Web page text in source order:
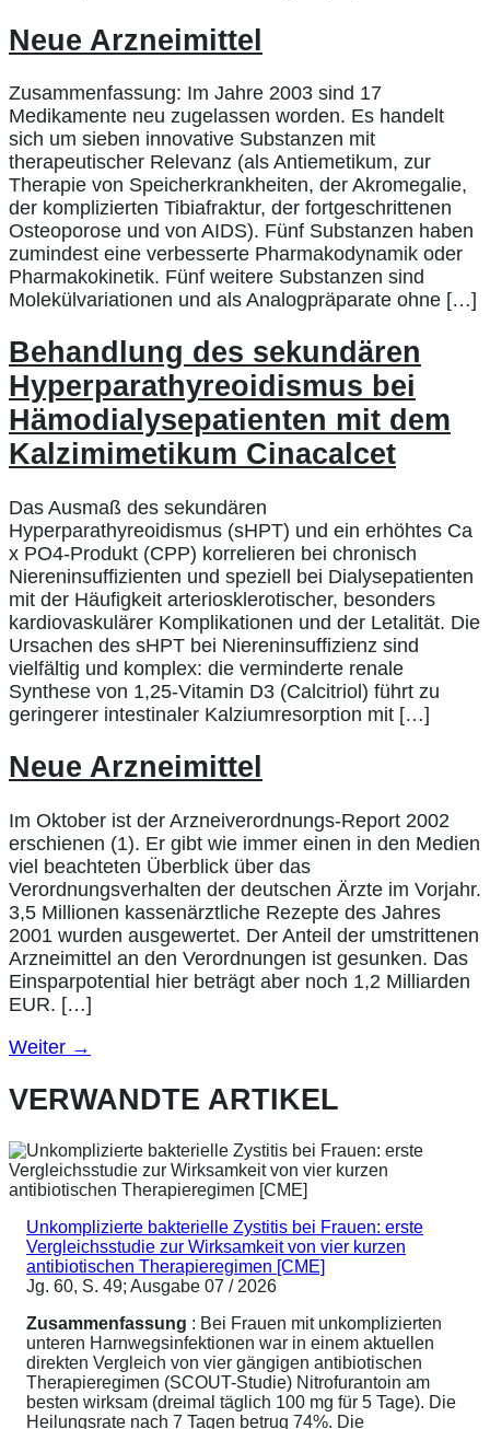
Neue Arzneimittel
Zusammenfassung: Im Jahre 2003 sind 17
Medikamente neu zugelassen worden. Es handelt
sich um sieben innovative Substanzen mit
therapeutischer Relevanz (als Antiemetikum, zur
Therapie von Speicherkrankheiten, der Akromegalie,
der komplizierten Tibiafraktur, der fortgeschrittenen
Osteoporose und von AIDS). Fünf Substanzen haben
zumindest eine verbesserte Pharmakodynamik oder
Pharmakokinetik. Fünf weitere Substanzen sind
Molekülvariationen und als Analogpräparate ohne […]
Behandlung des sekundären
Hyperparathyreoidismus bei
Hämodialysepatienten mit dem
Kalzimimetikum Cinacalcet
Das Ausmaß des sekundären
Hyperparathyreoidismus (sHPT) und ein erhöhtes Ca
x PO4-Produkt (CPP) korrelieren bei chronisch
Niereninsuffizienten und speziell bei Dialysepatienten
mit der Häufigkeit arteriosklerotischer, besonders
kardiovaskulärer Komplikationen und der Letalität. Die
Ursachen des sHPT bei Niereninsuffizienz sind
vielfältig und komplex: die verminderte renale
Synthese von 1,25-Vitamin D3 (Calcitriol) führt zu
geringerer intestinaler Kalziumresorption mit […]
Neue Arzneimittel
Im Oktober ist der Arzneiverordnungs-Report 2002
erschienen (1). Er gibt wie immer einen in den Medien
viel beachteten Überblick über das
Verordnungsverhalten der deutschen Ärzte im Vorjahr.
3,5 Millionen kassenärztliche Rezepte des Jahres
2001 wurden ausgewertet. Der Anteil der umstrittenen
Arzneimittel an den Verordnungen ist gesunken. Das
Einsparpotential hier beträgt aber noch 1,2 Milliarden
EUR. […]
Weiter →
VERWANDTE ARTIKEL
Unkomplizierte bakterielle Zystitis bei Frauen: erste
Vergleichsstudie zur Wirksamkeit von vier kurzen
antibiotischen Therapieregimen [CME]
Jg. 60, S. 49; Ausgabe 07 / 2026
Zusammenfassung : Bei Frauen mit unkomplizierten
unteren Harnwegsinfektionen war in einem aktuellen
direkten Vergleich von vier gängigen antibiotischen
Therapieregimen (SCOUT-Studie) Nitrofurantoin am
besten wirksam (dreimal täglich 100 mg für 5 Tage). Die
Heilungsrate nach 7 Tagen betrug 74%. Die